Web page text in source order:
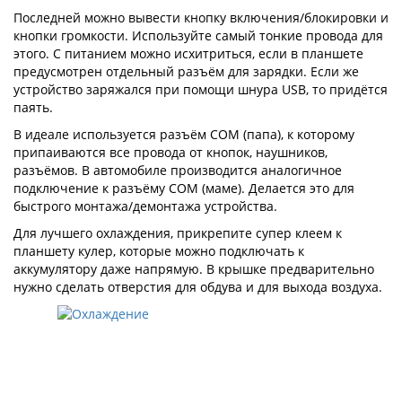
Последней можно вывести кнопку включения/блокировки и
кнопки громкости. Используйте самый тонкие провода для
этого. С питанием можно исхитриться, если в планшете
предусмотрен отдельный разъём для зарядки. Если же
устройство заряжался при помощи шнура USB, то придётся
паять.
В идеале используется разъём COM (папа), к которому
припаиваются все провода от кнопок, наушников,
разъёмов. В автомобиле производится аналогичное
подключение к разъёму COM (маме). Делается это для
быстрого монтажа/демонтажа устройства.
Для лучшего охлаждения, прикрепите супер клеем к
планшету кулер, которые можно подключать к
аккумулятору даже напрямую. В крышке предварительно
нужно сделать отверстия для обдува и для выхода воздуха.